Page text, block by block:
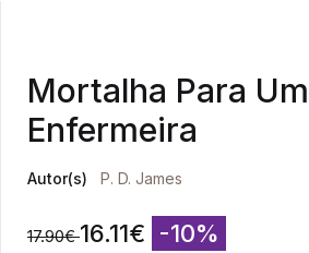
Mortalha Para
Enfermeira
Autor(s) P. D. James
17.90€ 16.11€ -10%